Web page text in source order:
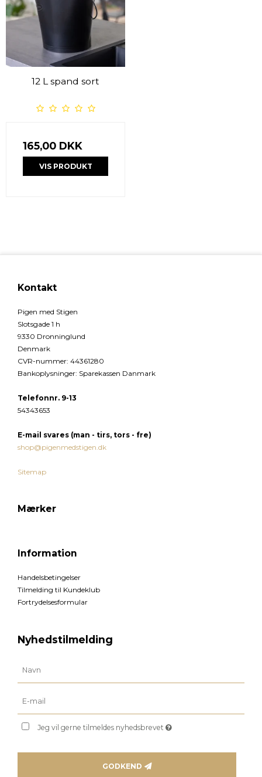
12 L spand sort
165,00 DKK
VIS PRODUKT
Kontakt
Pigen med Stigen
Slotsgade 1 h
9330 Dronninglund
Denmark
CVR-nummer: 44361280
Bankoplysninger: Sparekassen Danmark
Telefonnr. 9-13
54343653
E-mail svares (man - tirs, tors - fre)
shop@pigenmedstigen.dk
Sitemap
Mærker
Information
Handelsbetingelser
Tilmelding til Kundeklub
Fortrydelsesformular
Nyhedstilmelding
Jeg vil gerne tilmeldes nyhedsbrevet
GODKEND